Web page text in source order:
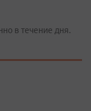
в течение дня.